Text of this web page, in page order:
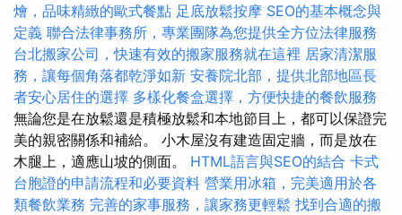
燴，品味精緻的歐式餐點 足底放鬆按摩 SEO的基本概念與
定義 聯合法律事務所，專業團隊為您提供全方位法律服務
台北搬家公司，快速有效的搬家服務就在這裡 居家清潔服
務，讓每個角落都乾淨如新 安養院北部，提供北部地區長
者安心居住的選擇 多樣化餐盒選擇，方便快捷的餐飲服務
無論您是在放鬆還是積極放鬆和本地節目上，都可以保證完
美的親密關係和補給。 小木屋沒有建造固定牆，而是放在
木腿上，適應山坡的側面。 HTML語言與SEO的結合 卡式
台胞證的申請流程和必要資料 營業用冰箱，完美適用於各
類餐飲業務 完善的家事服務，讓家務更輕鬆 找到合適的搬